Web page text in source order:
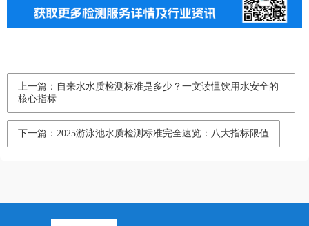
上一篇：自来水水质检测标准是多少？一文读懂饮用水安全的
核心指标
下一篇：2025游泳池水质检测标准完全速览：八大指标限值